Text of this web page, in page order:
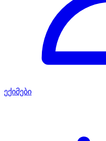
ექიმები